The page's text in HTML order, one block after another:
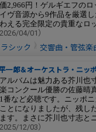
2,966円！ゲルギエフの
ヴ音源から9作品を厳選
える完全限定の貴重なロ
2026/04/01）
シック
交響曲・管弦楽
一郎＆オーケストラ・ニッ
ルバムは魅力ある芥川也
コンクール優勝の佐藤晴
番など必聴です。ニッポ
とになりましたが、残し
す。まさに芥川也寸志と
2025/12/03）